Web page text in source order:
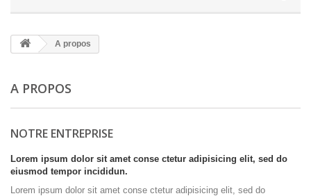
A propos
A PROPOS
NOTRE ENTREPRISE
Lorem ipsum dolor sit amet conse ctetur adipisicing elit, sed do
eiusmod tempor incididun.
Lorem ipsum dolor sit amet conse ctetur adipisicing elit, sed do